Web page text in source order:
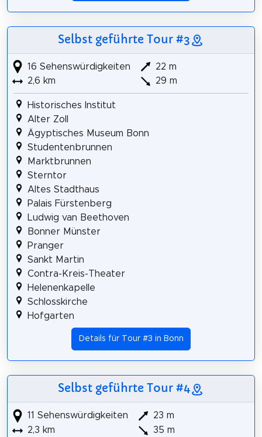
Selbst geführte Tour #3
16 Sehenswürdigkeiten
2,6 km
22 m
29 m
Historisches Institut
Alter Zoll
Ägyptisches Museum Bonn
Studentenbrunnen
Marktbrunnen
Sterntor
Altes Stadthaus
Palais Fürstenberg
Ludwig van Beethoven
Bonner Münster
Pranger
Sankt Martin
Contra-Kreis-Theater
Helenenkapelle
Schlosskirche
Hofgarten
Details für Tour #3 in Bonn
Selbst geführte Tour #4
11 Sehenswürdigkeiten
2,3 km
23 m
35 m